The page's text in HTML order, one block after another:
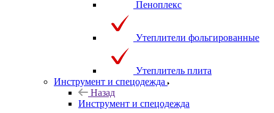
Пеноплекс
Утеплители фольгированные
Утеплитель плита
Инструмент и спецодежда
Назад
Инструмент и спецодежда